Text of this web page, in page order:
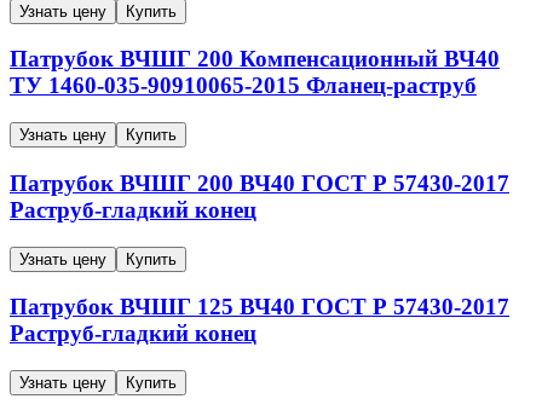
Узнать цену Купить
Патрубок ВЧШГ 200 Компенсационный ВЧ40
ТУ 1460-035-90910065-2015 Фланец-раструб
Узнать цену Купить
Патрубок ВЧШГ 200 ВЧ40 ГОСТ Р 57430-2017
Раструб-гладкий конец
Узнать цену Купить
Патрубок ВЧШГ 125 ВЧ40 ГОСТ Р 57430-2017
Раструб-гладкий конец
Узнать цену Купить